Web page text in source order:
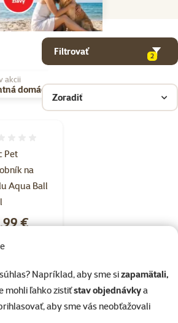
Napríklad, aby sme sizapamätali,
mohli ľahko zistiťstav objednávkya
aby sme vás neobťažovali
Filtrovať
2
akcii
domácnosť
Zoradiť
Pet
na
Aqua Ball
€
do košíka